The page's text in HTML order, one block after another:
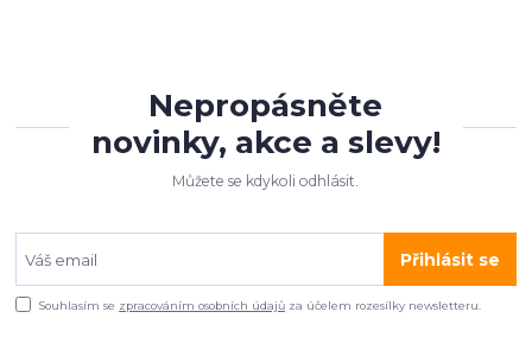
Nepropásněte
novinky, akce a slevy!
Můžete se kdykoli odhlásit.
Přihlásit se
Souhlasím se zpracováním osobních údajů za účelem rozesílky newsletteru.